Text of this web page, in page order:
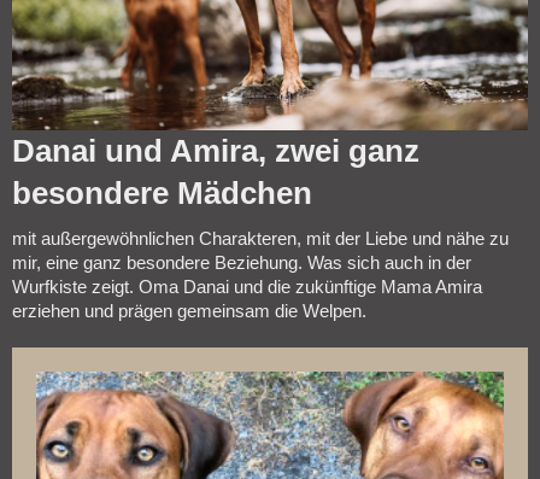
Danai und Amira, zwei ganz
besondere Mädchen
mit außergewöhnlichen Charakteren, mit der Liebe und nähe zu
mir, eine ganz besondere Beziehung. Was sich auch in der
Wurfkiste zeigt. Oma Danai und die zukünftige Mama Amira
erziehen und prägen gemeinsam die Welpen.